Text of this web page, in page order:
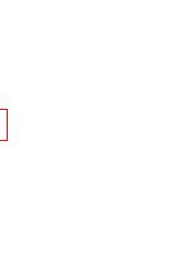
คาขาย Model Y เริ่
1.759 ล้านบาท เปิ